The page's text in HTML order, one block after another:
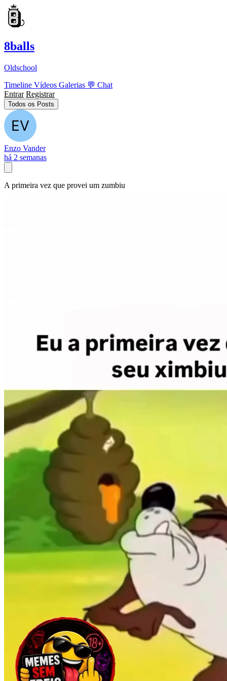
8balls
Oldschool
Timeline Vídeos Galerias 💬 Chat
Entrar Registrar
Todos os Posts
Enzo Vander
há 2 semanas
A primeira vez que provei um zumbiu